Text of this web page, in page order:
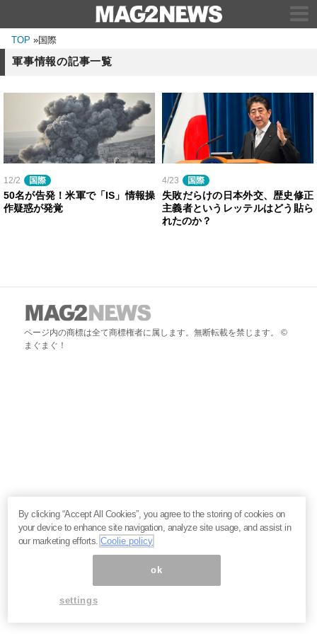
TOP »国際
軍事情報の記事一覧
12/2 国際
50名が告発！米軍で「IS」情報操
作疑惑が発覚
4/23 国際
失敗だらけの日本外交、歴史修正
主義者というレッテルはどう貼ら
れたのか？
ページ内の商標は全て商標権者に属します。無断転載を禁じます。 ©
まぐまぐ！
By clicking “Accept All Cookies”, you agree to the storing of cookies on
your device to enhance site navigation, analyze site usage, and assist in
our marketing efforts.Coolie policy
ok
settings